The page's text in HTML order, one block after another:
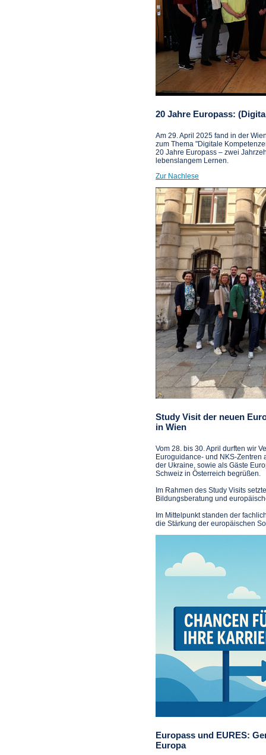
20 Jahre Europass:
Am 29. April 2025 fand in der
zum Thema "Digitale
20 Jahre Europass – zwei
lebenslangem Lernen.
Zur Nachlese
Study Visit der neuen
in Wien
Vom 28. bis 30. April durften wir
Euroguidance- und NKS-
der Ukraine, sowie als Gäste
Schweiz in Österreich begrüßen.
Im Rahmen des Study Visits
Bildungsberatung und
Im Mittelpunkt standen der
die Stärkung der europäischen
Europass und EURES:
Europa